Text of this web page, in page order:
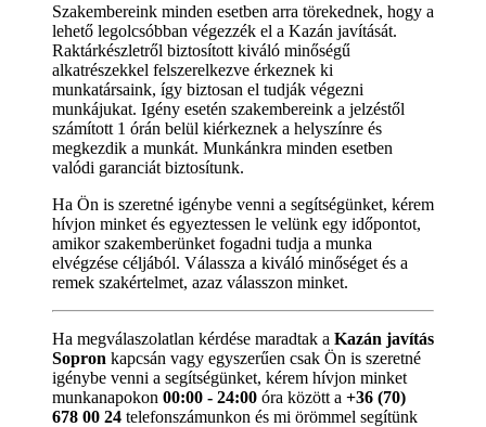
Szakembereink minden esetben arra törekednek, hogy a
lehető legolcsóbban végezzék el a Kazán javítását.
Raktárkészletről biztosított kiváló minőségű
alkatrészekkel felszerelkezve érkeznek ki
munkatársaink, így biztosan el tudják végezni
munkájukat. Igény esetén szakembereink a jelzéstől
számított 1 órán belül kiérkeznek a helyszínre és
megkezdik a munkát. Munkánkra minden esetben
valódi garanciát biztosítunk.
Ha Ön is szeretné igénybe venni a segítségünket, kérem
hívjon minket és egyeztessen le velünk egy időpontot,
amikor szakemberünket fogadni tudja a munka
elvégzése céljából. Válassza a kiváló minőséget és a
remek szakértelmet, azaz válasszon minket.
Ha megválaszolatlan kérdése maradtak a Kazán javítás
Sopron kapcsán vagy egyszerűen csak Ön is szeretné
igénybe venni a segítségünket, kérem hívjon minket
munkanapokon 00:00 - 24:00 óra között a +36 (70)
678 00 24 telefonszámunkon és mi örömmel segítünk